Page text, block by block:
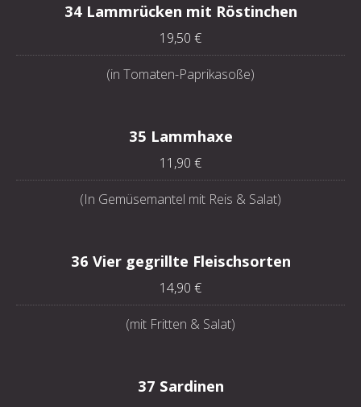
34 Lammrücken mit Röstinchen
19,50 €
(in Tomaten-Paprikasoße)
35 Lammhaxe
11,90 €
(In Gemüsemantel mit Reis & Salat)
36 Vier gegrillte Fleischsorten
14,90 €
(mit Fritten & Salat)
37 Sardinen